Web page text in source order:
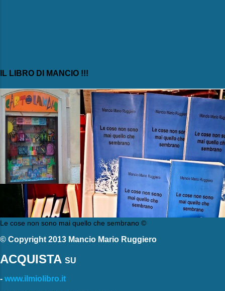
IL LIBRO DI MANCIO !!!
Le cose non sono mai quello che sembrano ©
© Copyright 2013 Mancio Mario Ruggiero
ACQUISTA SU
- www.ilmiolibro.it